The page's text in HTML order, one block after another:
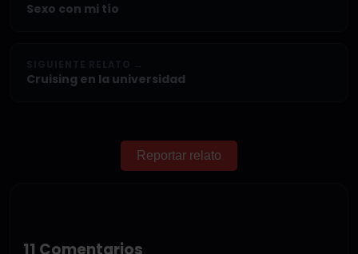
Sexo con mi tío
Cruising en la universidad
Reportar relato